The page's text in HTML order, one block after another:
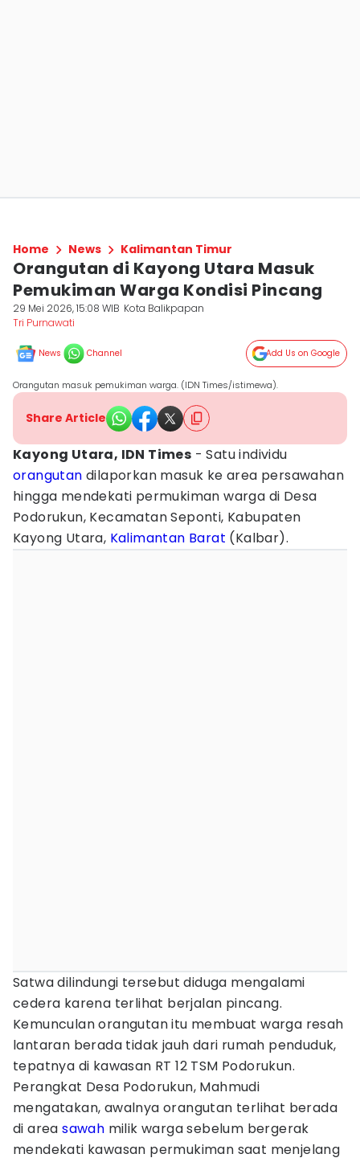
Home News Kalimantan Timur
Orangutan di Kayong Utara Masuk
Pemukiman Warga Kondisi Pincang
29 Mei 2026, 15:08 WIB Kota Balikpapan
Tri Purnawati
News Channel Add Us on Google
Orangutan masuk pemukiman warga. (IDN Times/istimewa).
Share Article
Kayong Utara, IDN Times - Satu individu
orangutan dilaporkan masuk ke area persawahan
hingga mendekati permukiman warga di Desa
Podorukun, Kecamatan Seponti, Kabupaten
Kayong Utara, Kalimantan Barat (Kalbar).
Satwa dilindungi tersebut diduga mengalami
cedera karena terlihat berjalan pincang.
Kemunculan orangutan itu membuat warga resah
lantaran berada tidak jauh dari rumah penduduk,
tepatnya di kawasan RT 12 TSM Podorukun.
Perangkat Desa Podorukun, Mahmudi
mengatakan, awalnya orangutan terlihat berada
di areasawah milik warga sebelum bergerak
mendekati kawasan permukiman saat menjelang